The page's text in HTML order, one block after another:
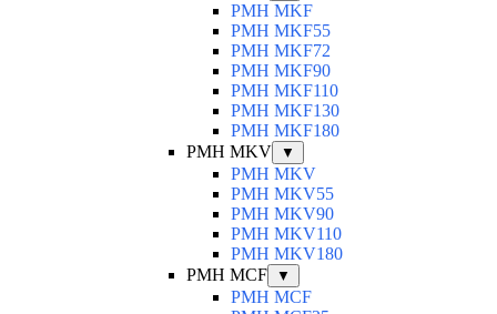
PMH MKF
PMH MKF55
PMH MKF72
PMH MKF90
PMH MKF110
PMH MKF130
PMH MKF180
PMH MKV
▼
PMH MKV
PMH MKV55
PMH MKV90
PMH MKV110
PMH MKV180
PMH MCF
▼
PMH MCF